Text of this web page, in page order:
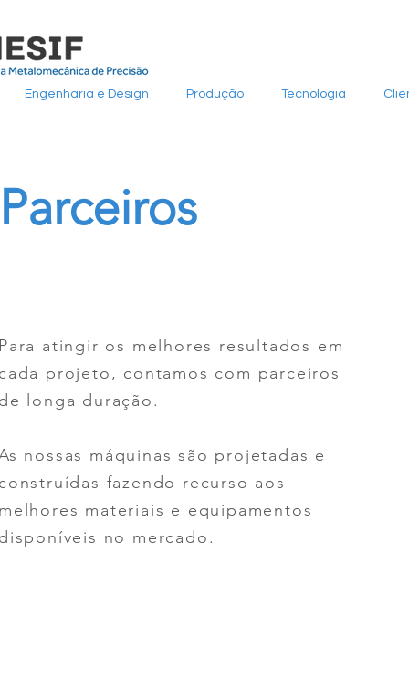
Engenharia e Design Produção Tecnologia
Parceiros
atingir os melhores resultados em
projeto, contamos com parceiros
longa duração.
nossas máquinas são projetadas e
fazendo recurso aos
materiais e equipamentos
no mercado.